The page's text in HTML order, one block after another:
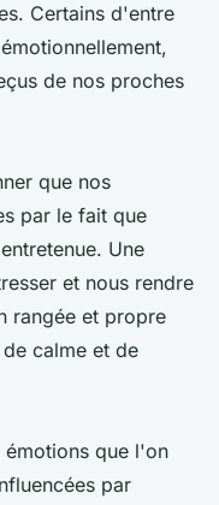
Certains d'entre
de nos proches
que nos
par le fait que
Une
et nous rendre
rangée et propre
calme et de
émotions que l'on
par